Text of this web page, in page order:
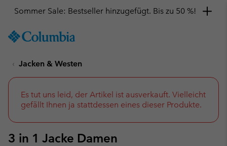
TO
SKIP
NAV
SKIP
TO
SEARCH
Sommer Sale: Bestseller hinzugefügt. Bis zu 50 %!
Jacken & Westen
Es tut uns leid, der Artikel ist ausverkauft. Vielleicht
gefällt Ihnen ja stattdessen eines dieser Produkte.
3 in 1 Jacke Damen